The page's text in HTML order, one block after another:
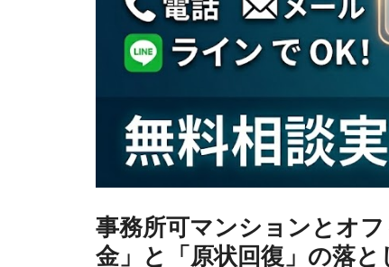
事務所可マンションとオ
金」と「原状回復」の落と